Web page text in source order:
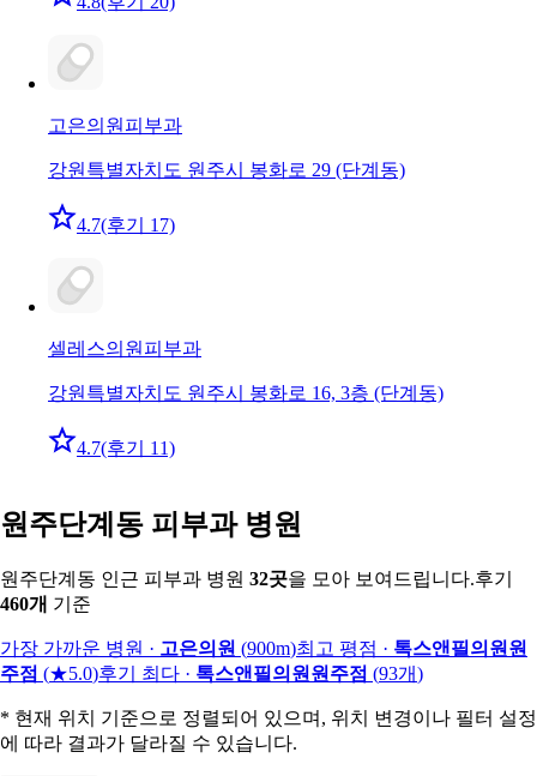
고은의원 피부과
강원특별자치도 원주시 봉화로 29 (단계동)
4.7(후기 17)
셀레스의원 피부과
강원특별자치도 원주시 봉화로 16, 3층 (단계동)
4.7(후기 11)
원주단계동 피부과 병원
원주단계동 인근 피부과 병원 32곳을 모아 보여드립니다.후기
460개 기준
가장 가까운 병원 · 고은의원 (900m)최고 평점 · 톡스앤필의원원
주점 (★5.0)후기 최다 · 톡스앤필의원원주점 (93개)
* 현재 위치 기준으로 정렬되어 있으며, 위치 변경이나 필터 설정
에 따라 결과가 달라질 수 있습니다.